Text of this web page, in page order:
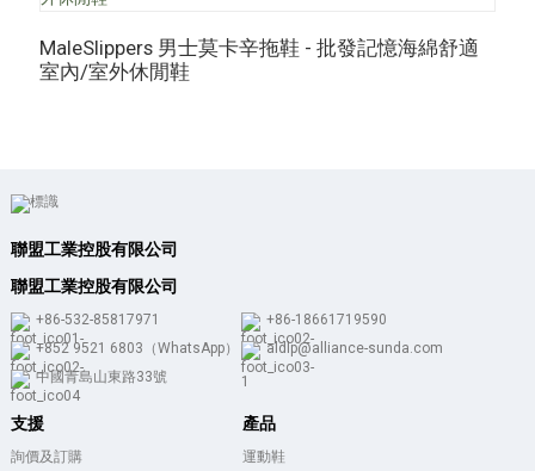
MaleSlippers 男士莫卡辛拖鞋 - 批發記憶海綿舒適
室內/室外休閒鞋
聯盟工業控股有限公司
聯盟工業控股有限公司
+86-532-85817971
+86-18661719590
+852 9521 6803（WhatsApp）
aldlp@alliance-sunda.com
中國青島山東路33號
支援
詢價及訂購
產品
運動鞋